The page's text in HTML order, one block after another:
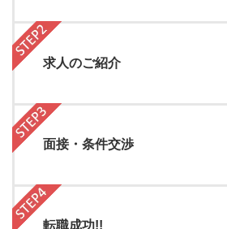
求人のご紹介
面接・条件交渉
転職成功!!